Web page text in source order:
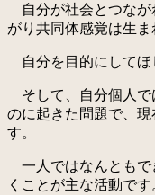
自分が社会とつなが
がり共同体感覚は生ま
自分を目的にしてほ
そして、自分個人で
のに起きた問題で、
す。
一人ではなんともで
くことが主な活動です